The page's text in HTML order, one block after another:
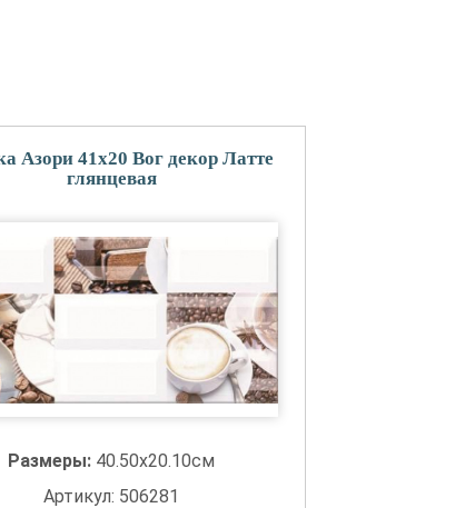
Азори 41x20 Вог декор Латте
глянцевая
Размеры: 40.50x20.10см
Артикул: 506281